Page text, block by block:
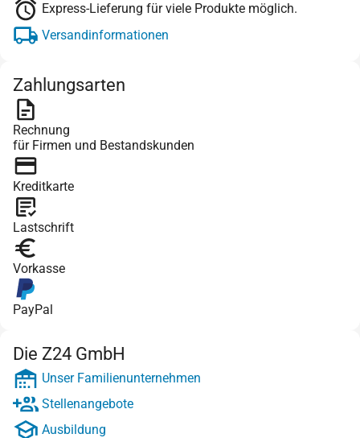
Express-Lieferung für viele Produkte möglich.
Versandinformationen
Zahlungsarten
Rechnung
für Firmen und Bestandskunden
Kreditkarte
Lastschrift
Vorkasse
PayPal
Die Z24 GmbH
Unser Familienunternehmen
Stellenangebote
Ausbildung